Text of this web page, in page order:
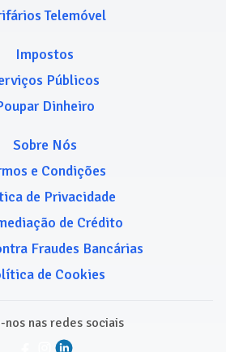
Telemóvel
Impostos
Públicos
Dinheiro
Sobre Nós
e Condições
de Privacidade
de Crédito
Fraudes Bancárias
de Cookies
nos nas redes sociais